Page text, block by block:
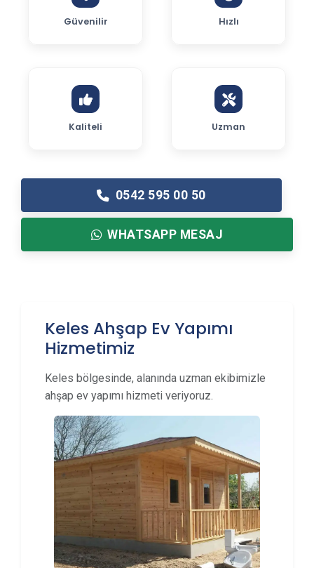
Güvenilir Hızlı
Kaliteli Uzman
0542 595 00 50
WHATSAPP MESAJ
Keles Ahşap Ev Yapımı
Hizmetimiz
Keles bölgesinde, alanında uzman ekibimizle
ahşap ev yapımı hizmeti veriyoruz.